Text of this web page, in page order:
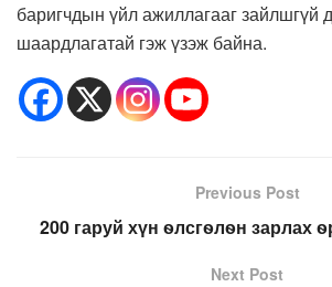
баригчдын үйл ажиллагааг зайлшгүй
шаардлагатай гэж үзэж байна.
Previous Post
200 гаруй хүн ѳлсгѳлѳн зарлах
Next Post